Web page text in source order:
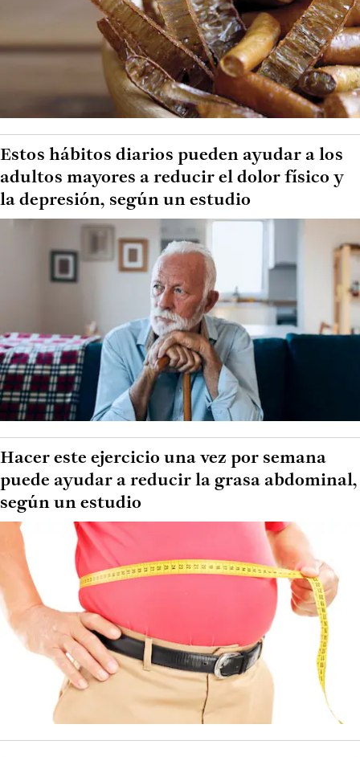
Estos hábitos diarios pueden ayudar a los
adultos mayores a reducir el dolor físico y
la depresión, según un estudio
Hacer este ejercicio una vez por semana
puede ayudar a reducir la grasa abdominal,
según un estudio